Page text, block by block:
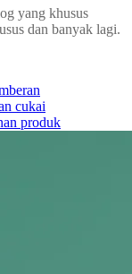
yang khusus
dan banyak lagi.
cukai
produk